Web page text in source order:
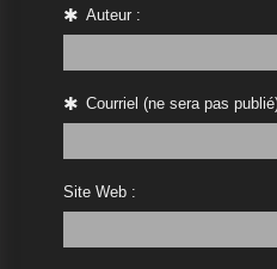
Auteur :
Courriel (ne sera pas
Site Web :